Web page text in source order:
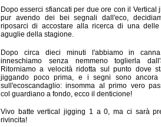
Dopo esserci sfiancati per due ore con il Vertical
pur avendo dei bei segnali dall'eco,
riposarci di accostare alla ricerca di una delle
aguglie della stagione.
Dopo circa dieci minuti l'abbiamo in
inneschiamo senza nemmeno toglierla
Ritorniamo a velocità ridotta sul punto dove
jiggando poco prima, e i segni sono ancora
sull'ecoscandaglio: insomma al primo vero
col guardiano a fondo, ecco il denticione!
Vivo batte vertical jigging 1 a 0, ma ci sarà
rivincita!